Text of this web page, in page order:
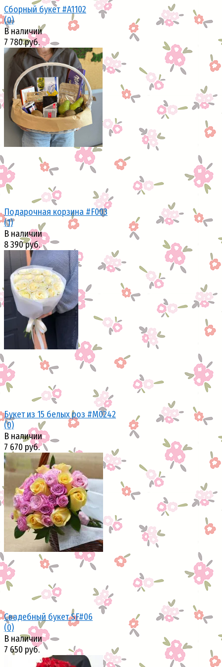
избранное сравнить
Сборный букет #A1102
(0)
В наличии
7 780 руб.
избранное сравнить
Подарочная корзина #F003
(1)
В наличии
8 390 руб.
избранное сравнить
Букет из 15 белых роз #M0242
(0)
В наличии
7 670 руб.
Свадебный букет SF#06
(0)
В наличии
7 650 руб.